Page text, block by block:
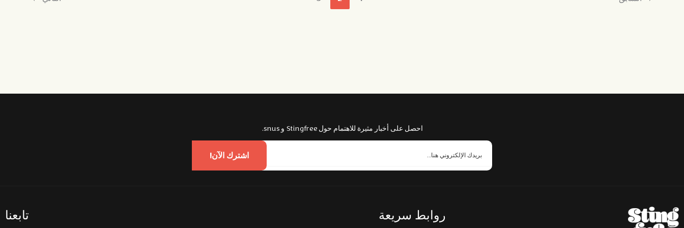
احصل على أخبار مثيرة للاهتمام حول Stingfree و snus.
اشترك الآن!
روابط سريعة تابعنا